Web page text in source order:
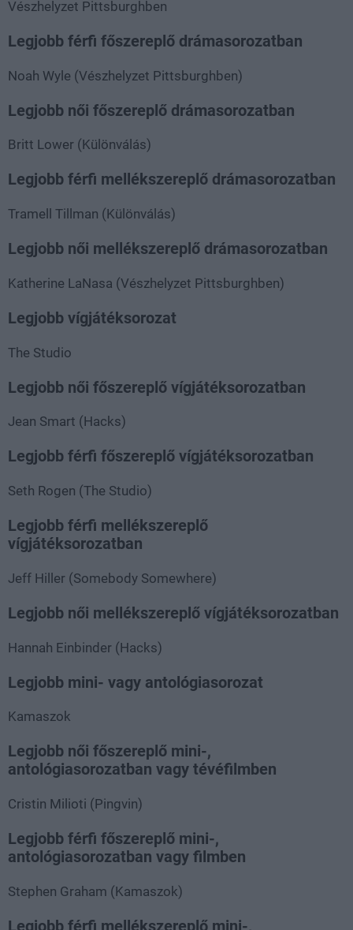
Vészhelyzet Pittsburghben
Legjobb férfi főszereplő drámasorozatban
Noah Wyle (Vészhelyzet Pittsburghben)
Legjobb női főszereplő drámasorozatban
Britt Lower (Különválás)
Legjobb férfi mellékszereplő drámasorozatban
Tramell Tillman (Különválás)
Legjobb női mellékszereplő drámasorozatban
Katherine LaNasa (Vészhelyzet Pittsburghben)
Legjobb vígjátéksorozat
The Studio
Legjobb női főszereplő vígjátéksorozatban
Jean Smart (Hacks)
Legjobb férfi főszereplő vígjátéksorozatban
Seth Rogen (The Studio)
Legjobb férfi mellékszereplő
vígjátéksorozatban
Jeff Hiller (Somebody Somewhere)
Legjobb női mellékszereplő vígjátéksorozatban
Hannah Einbinder (Hacks)
Legjobb mini- vagy antológiasorozat
Kamaszok
Legjobb női főszereplő mini-,
antológiasorozatban vagy tévéfilmben
Cristin Milioti (Pingvin)
Legjobb férfi főszereplő mini-,
antológiasorozatban vagy filmben
Stephen Graham (Kamaszok)
Legjobb férfi mellékszereplő mini-,